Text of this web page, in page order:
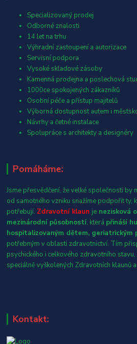
Specializovaný prodej
Odborné znalosti
14 let na trhu
Výhradní zastoupení a autorizace
Servisní podpora
Vysoké skladové zásoby
Kamenná prodejna a poslechová
1000ce spokojených zákazníků
Osobní péče a přístup majitelů
Výborná dostupnost autem i
Návrhy a četné instalace
Spolupráce s architekty a designéry
Pomáháme:
Jsme přesvědčení, že velké společnosti by
od samotného vzniku snažíme podpořit ty,
potřebují. Zdravotní klaun je nezisková
mezinárodní působností, která přináší
hospitalizovaným dětem, geriatrickým
potřebným v oblasti zdravotnictví. Tím
psychického i celkového zdravotního
speciálně vyškolených Zdravotních klaunů
Kontakt: